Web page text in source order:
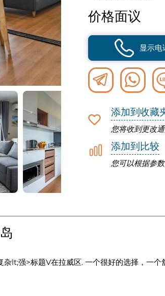
价格面议
显示电
添加到收藏
您将收到更改
添加到比较
您可以根据参
杂lt;强>标题V在拉威区. 一个很好的选择，一个